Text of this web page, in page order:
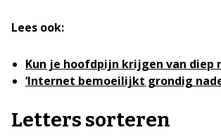
Lees ook:
Kun je hoofdpijn krijgen van diep
‘Internet bemoeilijkt grondig
Letters sorteren